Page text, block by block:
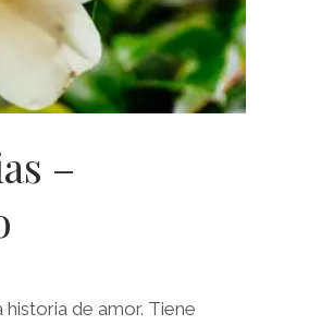
–
historia de amor. Tiene